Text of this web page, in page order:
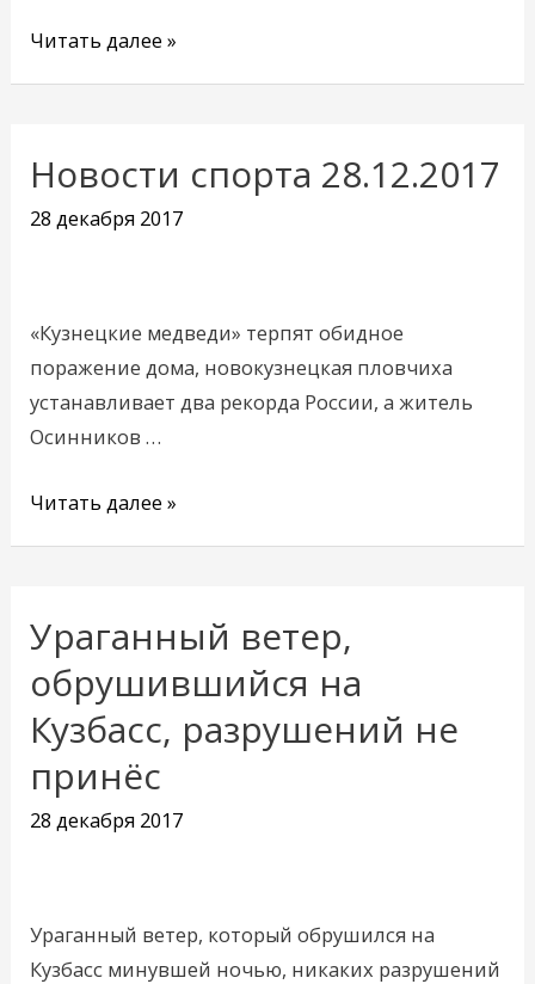
Читать далее »
Новости спорта 28.12.2017
28 декабря 2017
«Кузнецкие медведи» терпят обидное
поражение дома, новокузнецкая пловчиха
устанавливает два рекорда России, а житель
Осинников …
Новости
28.12.2017
Читать далее »
Ураганный ветер,
обрушившийся на
Кузбасс, разрушений не
принёс
28 декабря 2017
Ураганный ветер, который обрушился на
Кузбасс минувшей ночью, никаких разрушений
Ураганный
ветер,
обрушившийся
на
Кузбасс,
разрушений
не